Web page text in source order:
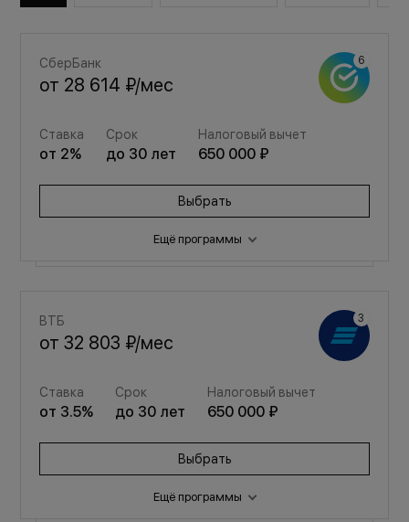
СберБанк
от 28 614 ₽/мес
Ставка
от 2%
Срок
до 30 лет
Налоговый вычет
650 000 ₽
Выбрать
Ещё программы
от38 314 ₽ /мес
от3.5% до30 650 000 ₽
Выбрать
ВТБ
от32 803 ₽/мес
Ставка
от 3.5%
Срок
до 30 лет
Налоговый вычет
650 000 ₽
Выбрать
Ещё программы